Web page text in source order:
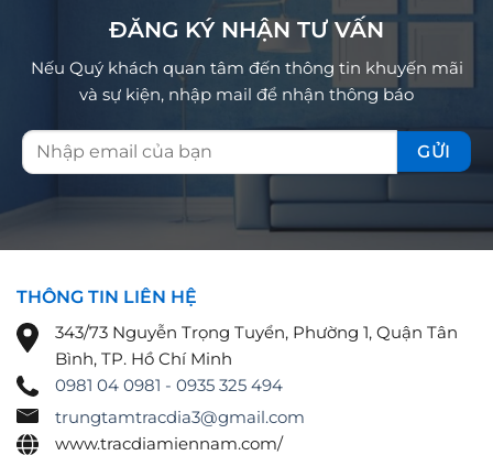
ĐĂNG KÝ NHẬN TƯ VẤN
Nếu Quý khách quan tâm đến thông tin khuyến mãi
và sự kiện, nhập mail để nhận thông báo
THÔNG TIN LIÊN HỆ
343/73 Nguyễn Trọng Tuyển, Phường 1, Quận Tân
Bình, TP. Hồ Chí Minh
0981 04 0981 - 0935 325 494
trungtamtracdia3@gmail.com
www.tracdiamiennam.com/